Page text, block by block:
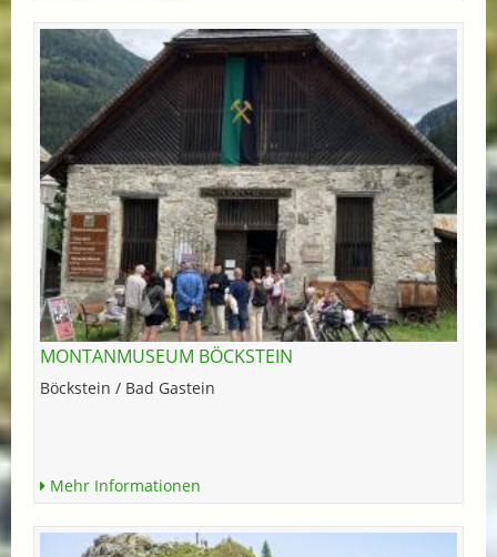
MONTANMUSEUM BÖCKSTEIN
Böckstein / Bad Gastein
Mehr Informationen